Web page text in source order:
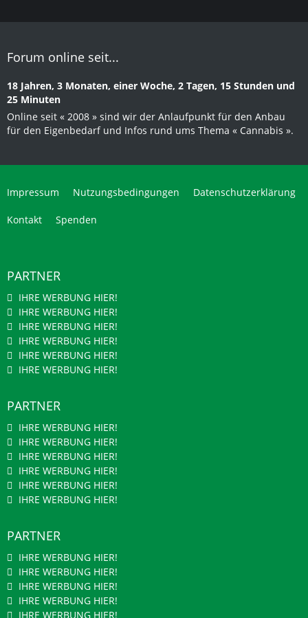
Forum online seit...
18 Jahren, 3 Monaten, einer Woche, 2 Tagen, 15 Stunden und
25 Minuten
Online seit « 2008 » sind wir der Anlaufpunkt für den Anbau
für den Eigenbedarf und Infos rund ums Thema « Cannabis ».
Impressum Nutzungsbedingungen Datenschutzerklärung
Kontakt Spenden
PARTNER
IHRE WERBUNG HIER!
IHRE WERBUNG HIER!
IHRE WERBUNG HIER!
IHRE WERBUNG HIER!
IHRE WERBUNG HIER!
IHRE WERBUNG HIER!
PARTNER
IHRE WERBUNG HIER!
IHRE WERBUNG HIER!
IHRE WERBUNG HIER!
IHRE WERBUNG HIER!
IHRE WERBUNG HIER!
IHRE WERBUNG HIER!
PARTNER
IHRE WERBUNG HIER!
IHRE WERBUNG HIER!
IHRE WERBUNG HIER!
IHRE WERBUNG HIER!
IHRE WERBUNG HIER!